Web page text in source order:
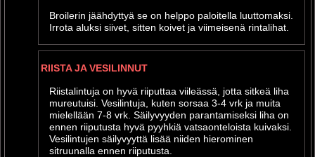
Broilerin jäähdyttyä se on helppo paloitella luuttomaksi.
Irrota aluksi siivet, sitten koivet ja viimeisenä rintalihat.
RIISTA JA VESILINNUT
Riistalintuja on hyvä riiputtaa viileässä, jotta sitkeä liha
mureutuisi. Vesilintuja, kuten sorsaa 3-4 vrk ja muita
mielellään 7-8 vrk. Säilyvyyden parantamiseksi liha on
ennen riiputusta hyvä pyyhkiä vatsaonteloista kuivaksi.
Vesilintujen säilyvyyttä lisää niiden hierominen
sitruunalla ennen riiputusta.